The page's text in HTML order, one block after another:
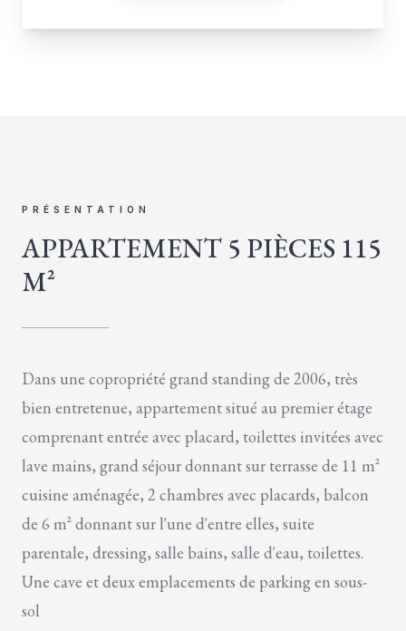
PRÉSENTATION
APPARTEMENT 5 PIÈCES 115
M²
Dans une copropriété grand standing de 2006, très
bien entretenue, appartement situé au premier étage
comprenant entrée avec placard, toilettes invitées avec
lave mains, grand séjour donnant sur terrasse de 11 m²
cuisine aménagée, 2 chambres avec placards, balcon
de 6 m² donnant sur l'une d'entre elles, suite
parentale, dressing, salle bains, salle d'eau, toilettes.
Une cave et deux emplacements de parking en sous-
sol